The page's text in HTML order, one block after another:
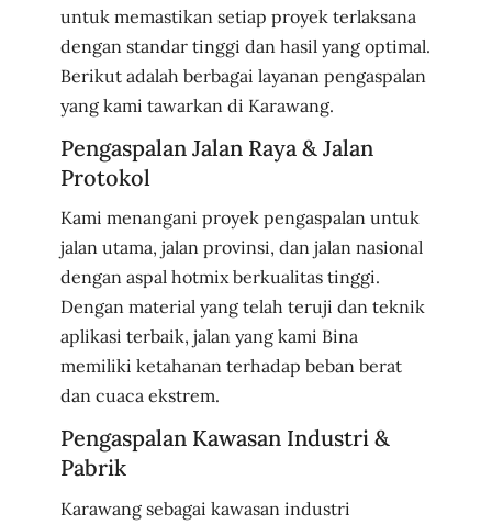
untuk memastikan setiap proyek terlaksana
dengan standar tinggi dan hasil yang optimal.
Berikut adalah berbagai layanan pengaspalan
yang kami tawarkan di Karawang.
Pengaspalan Jalan Raya & Jalan
Protokol
Kami menangani proyek pengaspalan untuk
jalan utama, jalan provinsi, dan jalan nasional
dengan aspal hotmix berkualitas tinggi.
Dengan material yang telah teruji dan teknik
aplikasi terbaik, jalan yang kami Bina
memiliki ketahanan terhadap beban berat
dan cuaca ekstrem.
Pengaspalan Kawasan Industri &
Pabrik
Karawang sebagai kawasan industri